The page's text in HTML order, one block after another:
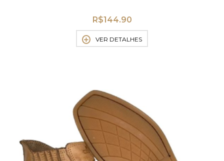
R$144.90
VER DETALHES